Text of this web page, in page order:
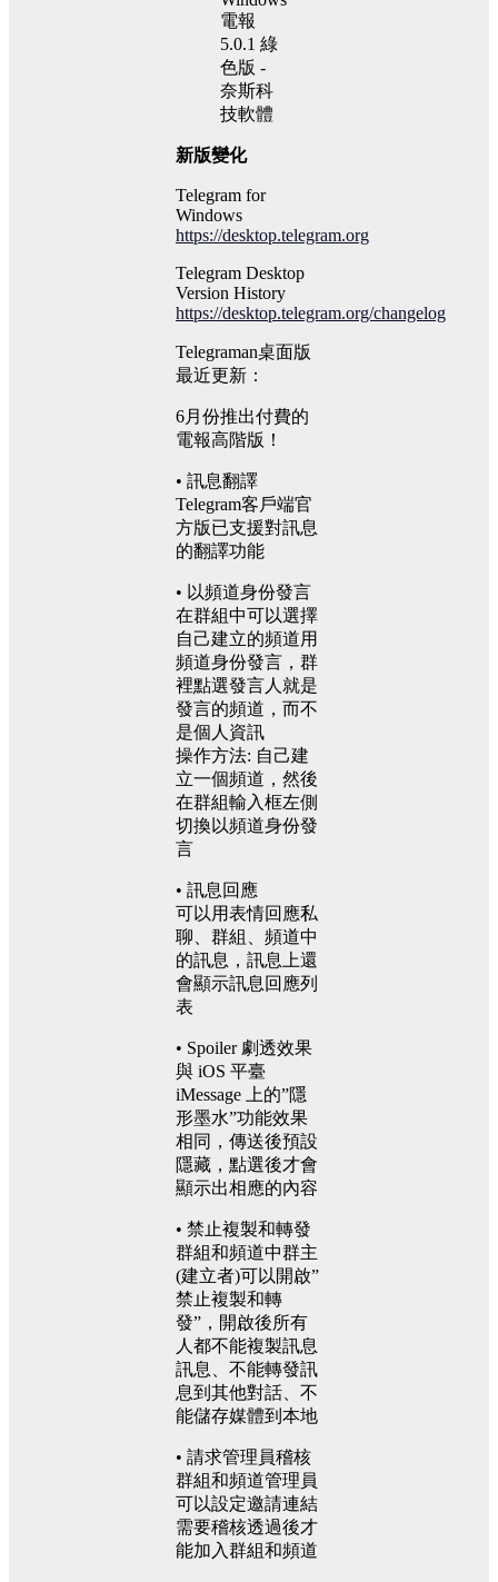
新版變化
Telegram for
Windows
https://desktop.telegram.org
Telegram Desktop
Version History
https://desktop.telegram.org/changelog
Telegraman桌面版
最近更新：
6月份推出付費的
電報高階版！
• 訊息翻譯
Telegram客戶端官
方版已支援對訊息
的翻譯功能
• 以頻道身份發言
在群組中可以選擇
自己建立的頻道用
頻道身份發言，群
裡點選發言人就是
發言的頻道，而不
是個人資訊
操作方法: 自己建
立一個頻道，然後
在群組輸入框左側
切換以頻道身份發
言
• 訊息回應
可以用表情回應私
聊、群組、頻道中
的訊息，訊息上還
會顯示訊息回應列
表
• Spoiler 劇透效果
與 iOS 平臺
iMessage 上的”隱
形墨水”功能效果
相同，傳送後預設
隱藏，點選後才會
顯示出相應的內容
• 禁止複製和轉發
群組和頻道中群主
(建立者)可以開啟”
禁止複製和轉
發”，開啟後所有
人都不能複製訊息
訊息、不能轉發訊
息到其他對話、不
能儲存媒體到本地
• 請求管理員稽核
群組和頻道管理員
可以設定邀請連結
需要稽核透過後才
能加入群組和頻道